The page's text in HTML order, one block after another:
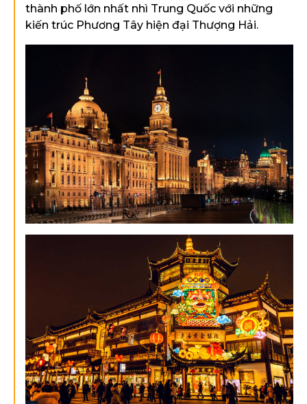
thành phố lớn nhất nhì Trung Quốc với những
kiến trúc Phương Tây hiện đại Thượng Hải.